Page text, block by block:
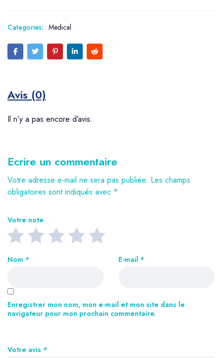
Categories: Medical
Avis (0)
Il n’y a pas encore d’avis.
Ecrire un commentaire
Votre adresse e-mail ne sera pas publiée. Les champs
obligatoires sont indiqués avec *
Votre note
Votre avis *
Nom * E-mail *
Enregistrer mon nom, mon e-mail et mon site dans le
navigateur pour mon prochain commentaire.